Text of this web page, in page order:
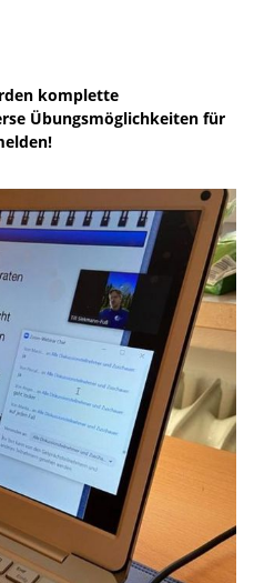
komplette
Übungsmöglichkeiten für